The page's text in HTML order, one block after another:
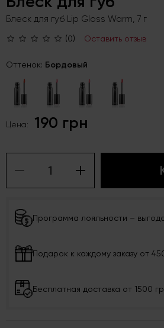
Блеск для губ Lip Gloss Warm, 7 г
(0) Оставить отзыв
Оттенок: Бордовый
Цена: 190 грн
Программа лояльности –
Подарок к каждому заказу от
Бесплатная доставка от 1500